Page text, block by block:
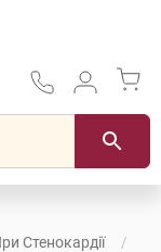
Стенокардії